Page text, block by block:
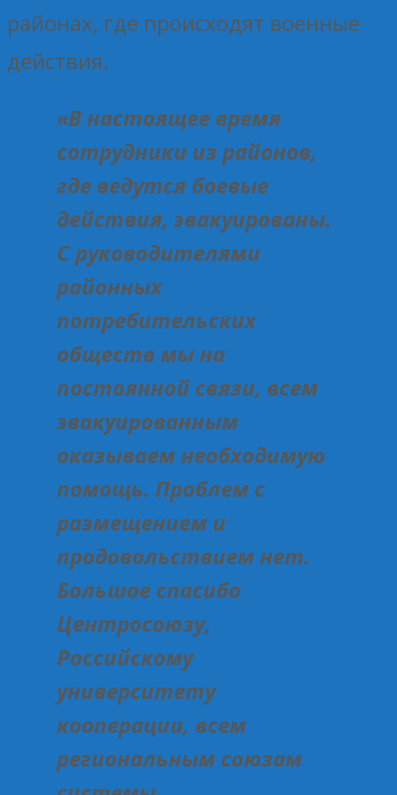
районах, где происходят военные
действия.
«В настоящее время
сотрудники из районов,
где ведутся боевые
действия, эвакуированы.
С руководителями
районных
потребительских
обществ мы на
постоянной связи, всем
эвакуированным
оказываем необходимую
помощь. Проблем с
размещением и
продовольствием нет.
Большое спасибо
Центросоюзу,
Российскому
университету
кооперации, всем
региональным союзам